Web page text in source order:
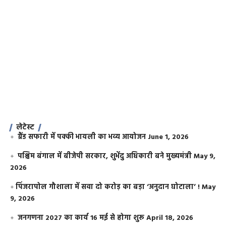
लेटेस्ट
ग्रैंड सफारी में पक्की भायली का भव्य आयोजन June 1, 2026
पश्चिम बंगाल में बीजेपी सरकार, शुभेंदु अधिकारी बने मुख्यमंत्रीMay 9,
2026
​पिंजरापोल गौशाला में सवा दो करोड़ का बड़ा ‘अनुदान घोटाला’ !May
9, 2026
जनगणना 2027 का कार्य 16 मई से होगा शुरूApril 18, 2026